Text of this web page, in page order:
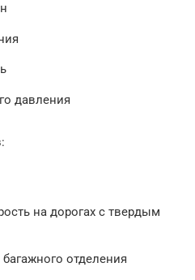
давления
на дорогах с твердым
отделения